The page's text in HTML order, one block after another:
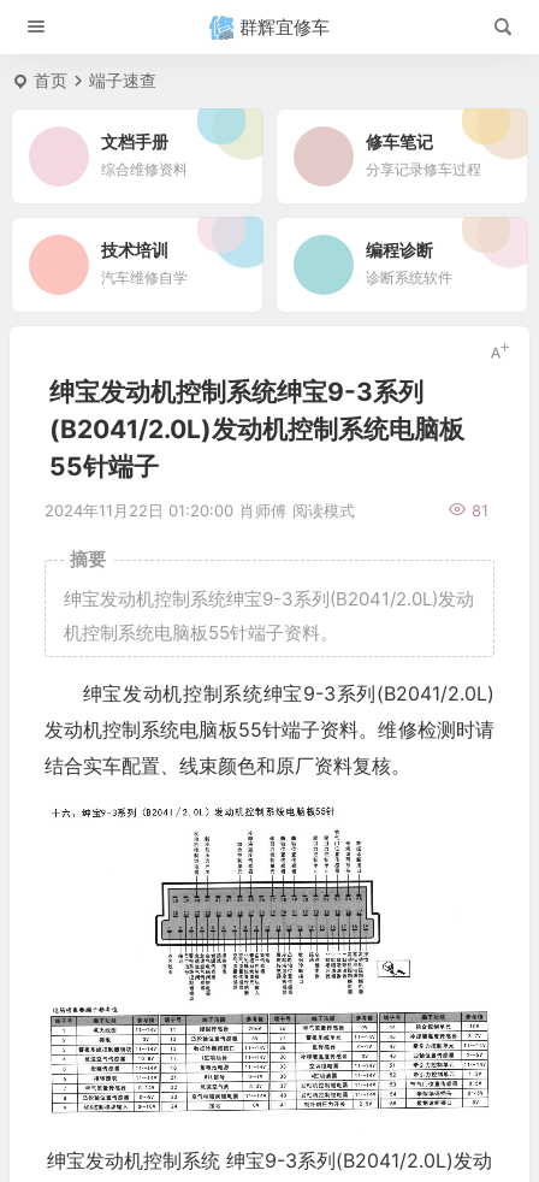
群辉宜修车
首页 端子速查
文档手册
综合维修资料
修车笔记
分享记录修车过程
技术培训
汽车维修自学
编程诊断
诊断系统软件
绅宝发动机控制系统绅宝9-3系列
(B2041/2.0L)发动机控制系统电脑板
55针端子
2024年11月22日 01:20:00 肖师傅 81
阅读模式
摘要
绅宝发动机控制系统绅宝9-3系列(B2041/2.0L)发动
机控制系统电脑板55针端子资料。
绅宝发动机控制系统绅宝9-3系列(B2041/2.0L)
发动机控制系统电脑板55针端子资料。维修检测时请
结合实车配置、线束颜色和原厂资料复核。
绅宝发动机控制系统 绅宝9-3系列(B2041/2.0L)发动